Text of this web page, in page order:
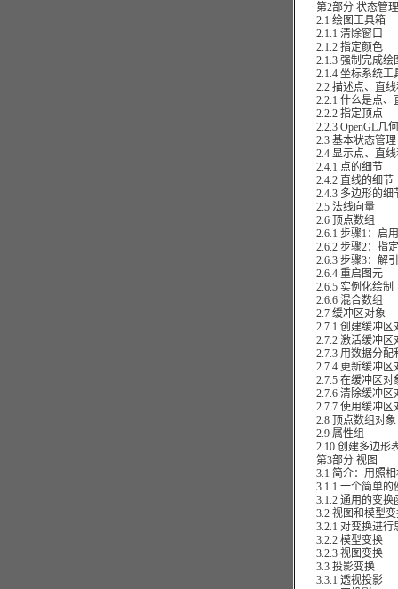
第2部分 状态管理
2.1 绘图工具箱
2.1.1 清除窗口
2.1.2 指定颜色
2.1.3 强制完成绘
2.1.4 坐标系统工
2.2 描述点、直线
2.2.1 什么是点、
2.2.2 指定顶点
2.2.3 OpenGL几
2.3 基本状态管理
2.4 显示点、直线
2.4.1 点的细节
2.4.2 直线的细节
2.4.3 多边形的细
2.5 法线向量
2.6 顶点数组
2.6.1 步骤1：启
2.6.2 步骤2：指定
2.6.3 步骤3：解引
2.6.4 重启图元
2.6.5 实例化绘制
2.6.6 混合数组
2.7 缓冲区对象
2.7.1 创建缓冲区
2.7.2 激活缓冲区
2.7.3 用数据分配
2.7.4 更新缓冲区
2.7.5 在缓冲区对
2.7.6 清除缓冲区
2.7.7 使用缓冲区
2.8 顶点数组对象
2.9 属性组
2.10 创建多边形
第3部分 视图
3.1 简介：用照相
3.1.1 一个简单的
3.1.2 通用的变换
3.2 视图和模型变
3.2.1 对变换进行
3.2.2 模型变换
3.2.3 视图变换
3.3 投影变换
3.3.1 透视投影